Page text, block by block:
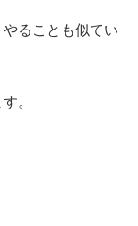
ることも似てい
。